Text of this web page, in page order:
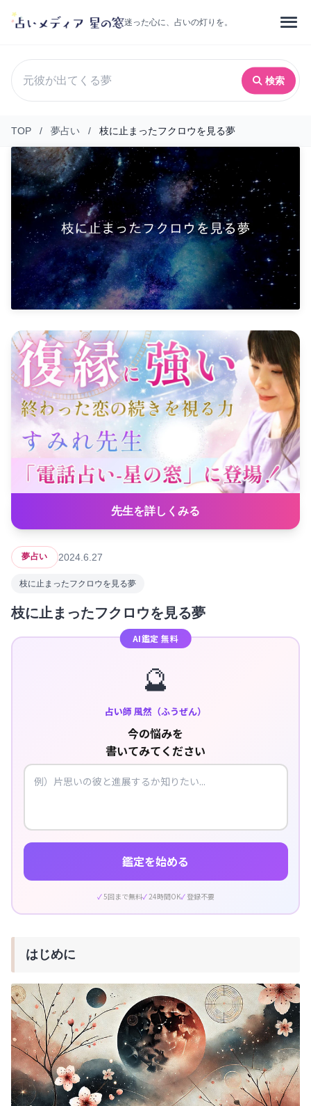
迷った心に、占いの灯りを。
検索
TOP / 夢占い / 枝に止まったフクロウを見る夢
先生を詳しくみる
夢占い 2024.6.27
枝に止まったフクロウを見る夢
枝に止まったフクロウを見る夢
AI鑑定 無料
🔮
占い師 風然（ふうぜん）
今の悩みを
書いてみてください
鑑定を始める
5回まで無料 24時間OK 登録不要
はじめに